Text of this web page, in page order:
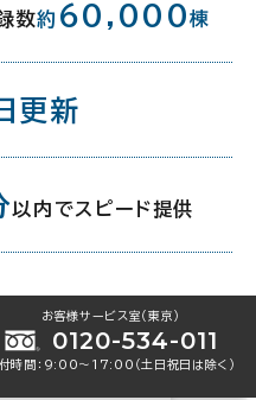
番口 7
4番口
数約 60,000棟
更新
以内でスピード提供
お客様サービス室（東京）
0120-534-011
時間：9:00〜17:00（土日祝日は除く）